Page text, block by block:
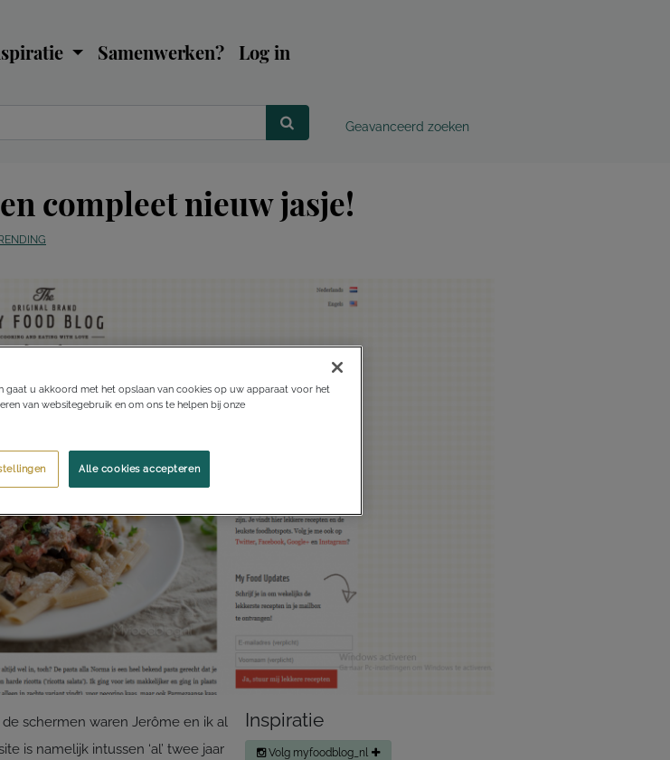
Samenwerken? Log in
Geavanceerd zoeken
compleet nieuw jasje!
schermen waren Jerôme en ik al
is namelijk intussen ‘al’ twee jaar
Inspiratie
Volg myfoodblog_nl
gaat u akkoord met het opslaan van cookies op uw apparaat voor het
van websitegebruik en om ons te helpen bij onze
Alle cookies accepteren